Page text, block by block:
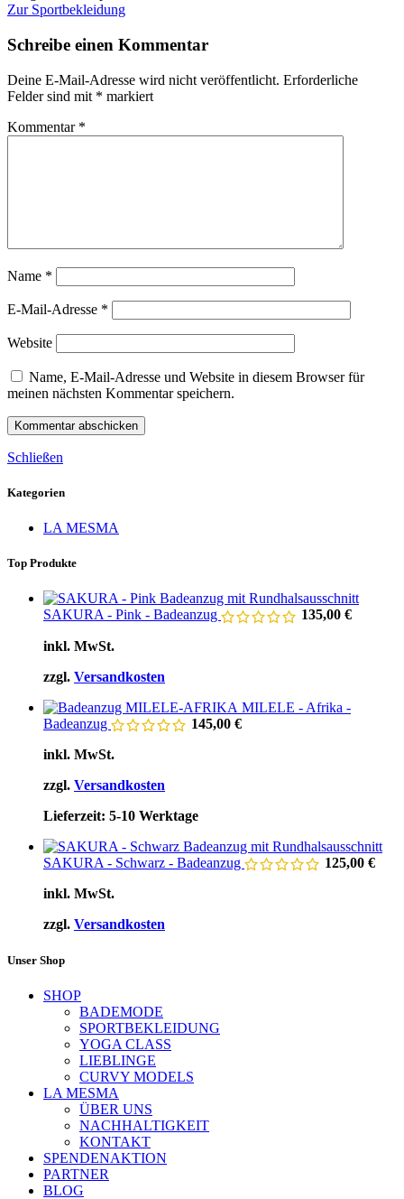
Zur Sportbekleidung
Schreibe einen Kommentar
Deine E-Mail-Adresse wird nicht veröffentlicht. Erforderliche
Felder sind mit * markiert
Kommentar *
Name *
E-Mail-Adresse *
Website
Name, E-Mail-Adresse und Website in diesem Browser für
meinen nächsten Kommentar speichern.
Schließen
Kategorien
LA MESMA
Top Produkte
SAKURA - Pink - Badeanzug 135,00 €
inkl. MwSt.
zzgl. Versandkosten
MILELE - Afrika -
Badeanzug
145,00 €
inkl. MwSt.
zzgl. Versandkosten
Lieferzeit: 5-10 Werktage
SAKURA - Schwarz - Badeanzug 125,00 €
inkl. MwSt.
zzgl. Versandkosten
Unser Shop
SHOP
BADEMODE
SPORTBEKLEIDUNG
YOGA CLASS
LIEBLINGE
CURVY MODELS
LA MESMA
ÜBER UNS
NACHHALTIGKEIT
KONTAKT
SPENDENAKTION
PARTNER
BLOG